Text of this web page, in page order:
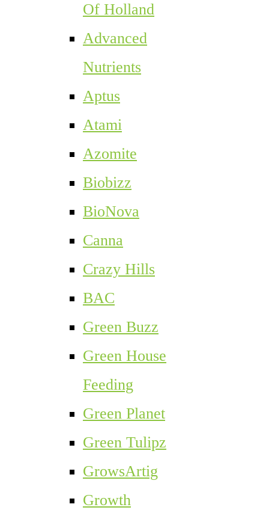
Of Holland
Advanced
Nutrients
Aptus
Atami
Azomite
Biobizz
BioNova
Canna
Crazy Hills
BAC
Green Buzz
Green House
Feeding
Green Planet
Green Tulipz
GrowsArtig
Growth